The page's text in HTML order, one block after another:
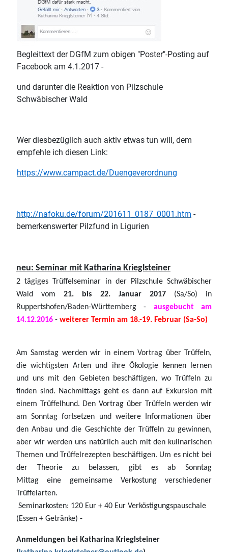
Begleittext der DGfM zum obigen "Poster"-Posting auf
Facebook am 4.1.2017 -
und darunter die Reaktion von Pilzschule
Schwäbischer Wald
Wer diesbezüglich auch aktiv etwas tun will, dem
empfehle ich diesen Link:
https://www.campact.de/Duengeverordnung
http://nafoku.de/forum/201611_0187_0001.htm -
bemerkenswerter Pilzfund in Ligurien
neu: Seminar mit Katharina Krieglsteiner
2 tägiges Trüffelseminar in der Pilzschule Schwäbischer
Wald vom21. bis 22. Januar 2017
(Sa/So) in
Ruppertshofen/Baden-Württemberg - ausgebucht am
14.12.2016 - weiterer Termin am 18.-19. Februar (Sa-So)
Am Samstag werden wir in einem Vortrag über Trüffeln,
die wichtigsten Arten und ihre Ökologie kennen lernen
und uns mit den Gebieten beschäftigen, wo Trüffeln zu
finden sind. Nachmittags geht es dann auf Exkursion mit
einem Trüffelhund. Den Vortrag über Trüffeln werden wir
am Sonntag fortsetzen und weitere Informationen über
den Anbau und die Geschichte der Trüffeln zu gewinnen,
aber wir werden uns natürlich auch mit den kulinarischen
Themen und Trüffelrezepten beschäftigen. Um es nicht bei
der Theorie zu belassen, gibt es ab Sonntag
Mittag eine gemeinsame Verkostung verschiedener
Trüffelarten.
Seminarkosten: 120 Eur + 40 Eur Verköstigungspauschale
(Essen + Getränke) -
Anmeldungen bei Katharina Krieglsteiner